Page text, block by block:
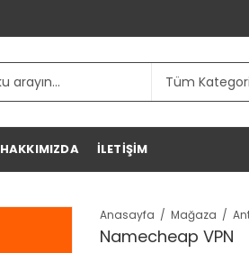
HAKKIMIZDA İLETIŞIM
Anasayfa Mağaza
Namecheap VPN